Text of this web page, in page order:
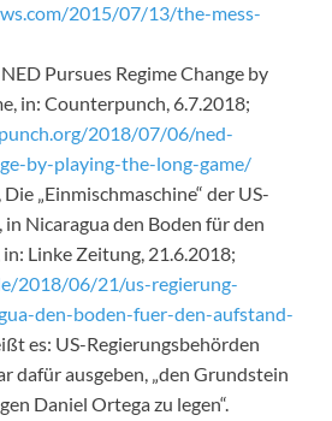
2015/07/13/the-mess-
Pursues Regime Change by
in: Counterpunch, 6.7.2018;
2018/07/06/ned-
by-playing-the-long-game/
„Einmischmaschine“ der US-
Nicaragua den Boden für den
Linke Zeitung, 21.6.2018;
2018/06/21/us-regierung-
den-boden-fuer-den-aufstand-
es: US-Regierungsbehörden
dafür ausgeben, „den Grundstein
Daniel Ortega zu legen“.